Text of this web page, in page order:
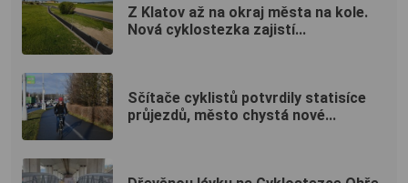
Z Klatov až na okraj města na kole.
Nová cyklostezka zajistí...
Sčítače cyklistů potvrdily statisíce
průjezdů, město chystá nové...